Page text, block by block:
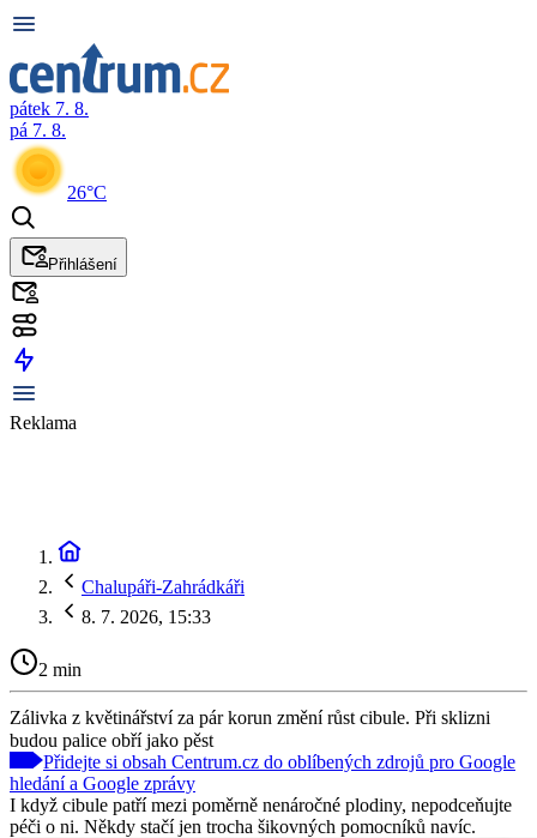
pátek 7. 8.
pá 7. 8.
26°C
Přihlášení
Reklama
Chalupáři-Zahrádkáři
8. 7. 2026, 15:33
2 min
Zálivka z květinářství za pár korun změní růst cibule. Při sklizni
budou palice obří jako pěst
Přidejte si obsah Centrum.cz do oblíbených zdrojů pro Google
hledání a Google zprávy
I když cibule patří mezi poměrně nenáročné plodiny, nepodceňujte
péči o ni. Někdy stačí jen trocha šikovných pomocníků navíc.